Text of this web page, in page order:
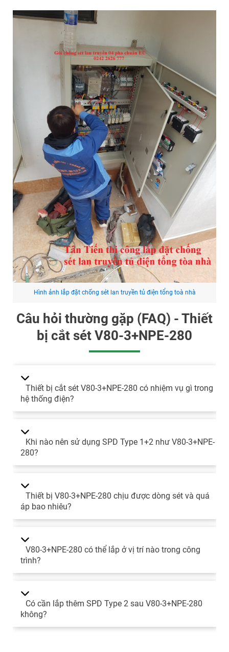
Hình ảnh lắp đặt chống sét lan truyền tủ điện tổng toà nhà
Câu hỏi thường gặp (FAQ) - Thiết
bị cắt sét V80-3+NPE-280
Thiết bị cắt sét V80-3+NPE-280 có nhiệm vụ gì trong
hệ thống điện?
Khi nào nên sử dụng SPD Type 1+2 như V80-3+NPE-
280?
Thiết bị V80-3+NPE-280 chịu được dòng sét và quá
áp bao nhiêu?
V80-3+NPE-280 có thể lắp ở vị trí nào trong công
trình?
Có cần lắp thêm SPD Type 2 sau V80-3+NPE-280
không?